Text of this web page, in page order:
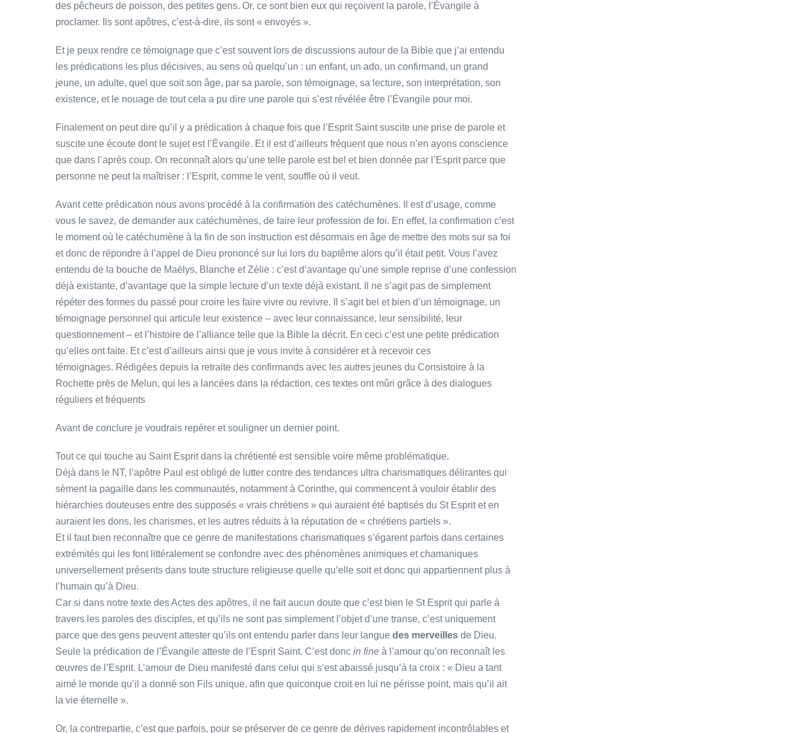
des pêcheurs de poisson, des petites gens. Or, ce sont bien eux qui reçoivent la parole, l’Évangile à
proclamer. Ils sont apôtres, c’est-à-dire, ils sont « envoyés ».
Et je peux rendre ce témoignage que c’est souvent lors de discussions autour de la Bible que j’ai entendu
les prédications les plus décisives, au sens où quelqu’un : un enfant, un ado, un confirmand, un grand
jeune, un adulte, quel que soit son âge, par sa parole, son témoignage, sa lecture, son interprétation, son
existence, et le nouage de tout cela a pu dire une parole qui s’est révélée être l’Évangile pour moi.
Finalement on peut dire qu’il y a prédication à chaque fois que l’Esprit Saint suscite une prise de parole et
suscite une écoute dont le sujet est l’Évangile. Et il est d’ailleurs fréquent que nous n’en ayons conscience
que dans l’après coup. On reconnaît alors qu’une telle parole est bel et bien donnée par l’Esprit parce que
personne ne peut la maîtriser : l’Esprit, comme le vent, souffle où il veut.
Avant cette prédication nous avons procédé à la confirmation des catéchumènes. Il est d’usage, comme
vous le savez, de demander aux catéchumènes, de faire leur profession de foi. En effet, la confirmation c’est
le moment où le catéchumène à la fin de son instruction est désormais en âge de mettre des mots sur sa foi
et donc de répondre à l’appel de Dieu prononcé sur lui lors du baptême alors qu’il était petit. Vous l’avez
entendu de la bouche de Maëlys, Blanche et Zélie : c’est d’avantage qu’une simple reprise d’une confession
déjà existante, d’avantage que la simple lecture d’un texte déjà existant. Il ne s’agit pas de simplement
répéter des formes du passé pour croire les faire vivre ou revivre. Il s’agit bel et bien d’un témoignage, un
témoignage personnel qui articule leur existence – avec leur connaissance, leur sensibilité, leur
questionnement – et l’histoire de l’alliance telle que la Bible la décrit. En ceci c’est une petite prédication
qu’elles ont faite. Et c’est d’ailleurs ainsi que je vous invite à considérer et à recevoir ces
témoignages. Rédigées depuis la retraite des confirmands avec les autres jeunes du Consistoire à la
Rochette près de Melun, qui les a lancées dans la rédaction, ces textes ont mûri grâce à des dialogues
réguliers et fréquents
Avant de conclure je voudrais repérer et souligner un dernier point.
Tout ce qui touche au Saint Esprit dans la chrétienté est sensible voire même problématique.
Déjà dans le NT, l’apôtre Paul est obligé de lutter contre des tendances ultra charismatiques délirantes qui
sèment la pagaille dans les communautés, notamment à Corinthe, qui commencent à vouloir établir des
hiérarchies douteuses entre des supposés « vrais chrétiens » qui auraient été baptisés du St Esprit et en
auraient les dons, les charismes, et les autres réduits à la réputation de « chrétiens partiels ».
Et il faut bien reconnaître que ce genre de manifestations charismatiques s’égarent parfois dans certaines
extrémités qui les font littéralement se confondre avec des phénomènes animiques et chamaniques
universellement présents dans toute structure religieuse quelle qu’elle soit et donc qui appartiennent plus à
l’humain qu’à Dieu.
Car si dans notre texte des Actes des apôtres, il ne fait aucun doute que c’est bien le St Esprit qui parle à
travers les paroles des disciples, et qu’ils ne sont pas simplement l’objet d’une transe, c’est uniquement
parce que des gens peuvent attester qu’ils ont entendu parler dans leur langue des merveilles de Dieu.
Seule la prédication de l’Évangile atteste de l’Esprit Saint. C’est donc in fine à l’amour qu’on reconnaît les
œuvres de l’Esprit. L’amour de Dieu manifesté dans celui qui s’est abaissé jusqu’à la croix : « Dieu a tant
aimé le monde qu’il a donné son Fils unique, afin que quiconque croit en lui ne périsse point, mais qu’il ait
la vie éternelle ».
Or, la contrepartie, c’est que parfois, pour se préserver de ce genre de dérives rapidement incontrôlables et